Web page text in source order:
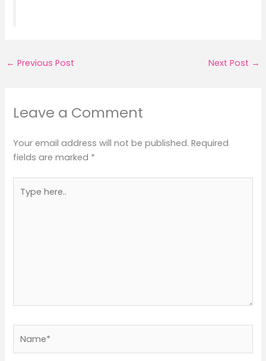
← Previous Post Next Post →
Leave a Comment
Your email address will not be published. Required
fields are marked *
here..